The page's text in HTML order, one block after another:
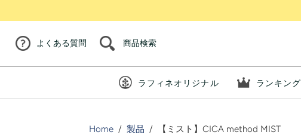
よくある質問 商品検索
ラフィネオリジナル ランキング
Home / 製品 / 【ミスト】CICA method MIST